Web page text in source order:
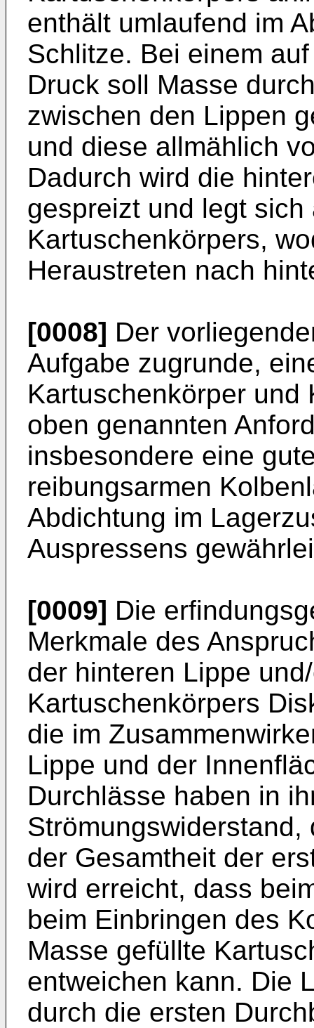
enthält umlaufend im
Schlitze. Bei einem
Druck soll Masse
zwischen den Lippen
und diese allmählich
Dadurch wird die
gespreizt und legt
Kartuschenkörpers,
Heraustreten nach
[0008] Der
Aufgabe zugrunde,
Kartuschenkörper und
oben genannten
insbesondere eine
reibungsarmen
Abdichtung im
Auspressens
[0009] Die
Merkmale des
der hinteren Lippe
Kartuschenkörpers
die im
Lippe und der
Durchlässe haben in
der Gesamtheit der
wird erreicht, dass
beim Einbringen des
Masse gefüllte
entweichen kann. Die
durch die ersten